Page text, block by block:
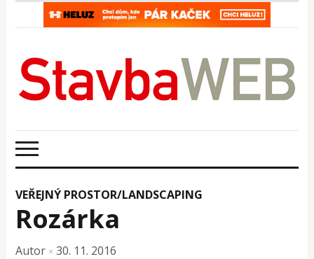
VEŘEJNÝ PROSTOR/LANDSCAPING
Rozárka
Autor × 30. 11. 2016